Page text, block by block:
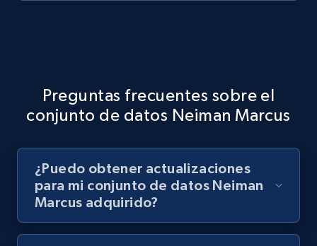
Preguntas frecuentes sobre el
conjunto de datos Neiman Marcus
¿Puedo obtener actualizaciones
para mi conjunto de datos Neiman
Marcus adquirido?